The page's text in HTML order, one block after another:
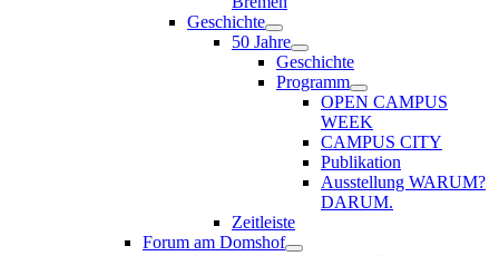
Geschichte
50 Jahre
Geschichte
Programm
OPEN CAMPUS
WEEK
CAMPUS CITY
Publikation
Ausstellung WARUM?
DARUM.
Zeitleiste
Forum am Domshof